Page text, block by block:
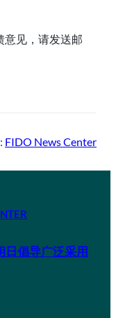
意见，请发送邮
FIDO News Center
日倡导广泛采用